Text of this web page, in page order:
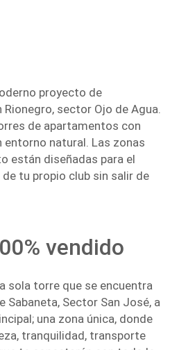
proyecto de
sector Ojo de Agua.
de apartamentos con
entorno natural. Las zonas
están diseñadas para el
tu propio club sin salir de
vendido
sola torre que se encuentra
Sabaneta, Sector San José, a
una zona única, donde
tranquilidad, transporte